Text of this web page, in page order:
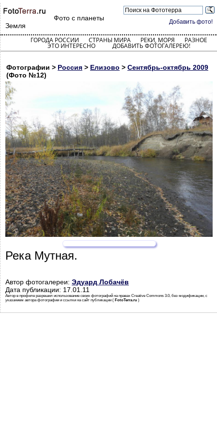
Добавить фото!
Фото с планеты
Земля
ГОРОДА РОССИИ СТРАНЫ МИРА РЕКИ, МОРЯ РАЗНОЕ
ЭТО ИНТЕРЕСНО ДОБАВИТЬ ФОТОГАЛЕРЕЮ!
Фотографии > Россия > Елизово > Сентябрь-октябрь 2009
(Фото №12)
Река Мутная.
Автор фотогалереи: Эдуард Лобачёв
Дата публикации: 17.01.11
Автор в профиле разрешил использование своих фотографий на правах Creative Commons 3.0, без модификации, с
указанием автора фотографии и ссылки на сайт публикации ( FotoTerra.ru )